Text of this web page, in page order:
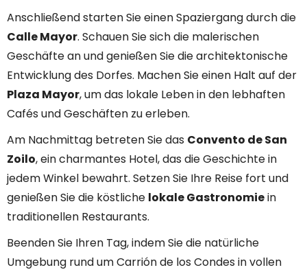
Anschließend starten Sie einen Spaziergang durch die
Calle Mayor. Schauen Sie sich die malerischen
Geschäfte an und genießen Sie die architektonische
Entwicklung des Dorfes. Machen Sie einen Halt auf der
Plaza Mayor, um das lokale Leben in den lebhaften
Cafés und Geschäften zu erleben.
Am Nachmittag betreten Sie das Convento de San
Zoilo, ein charmantes Hotel, das die Geschichte in
jedem Winkel bewahrt. Setzen Sie Ihre Reise fort und
genießen Sie die köstliche lokale Gastronomiein
traditionellen Restaurants.
Beenden Sie Ihren Tag, indem Sie die natürliche
Umgebung rund um Carrión de los Condes in vollen